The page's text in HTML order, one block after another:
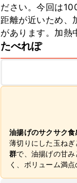
ださい。今回は
距離が近いため、
があります。加熱
たべれぽ
油揚げのサクサク食
薄切りにした玉ね
群で、油揚げの甘
く、ボリューム満点